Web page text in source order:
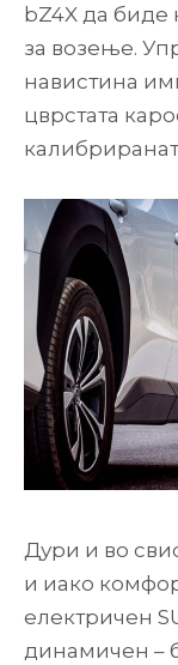
bZ4X да биде
за возење.
навистина
цврстата
Дури и во
и иако
електричен
динамичен –